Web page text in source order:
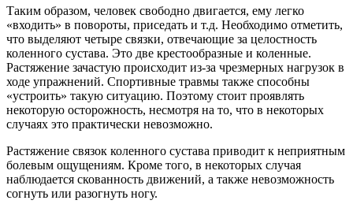
Таким образом, человек свободно двигается, ему легко
«входить» в повороты, приседать и т.д. Необходимо отметить,
что выделяют четыре связки, отвечающие за целостность
коленного сустава. Это две крестообразные и коленные.
Растяжение зачастую происходит из-за чрезмерных нагрузок в
ходе упражнений. Спортивные травмы также способны
«устроить» такую ситуацию. Поэтому стоит проявлять
некоторую осторожность, несмотря на то, что в некоторых
случаях это практически невозможно.
Растяжение связок коленного сустава приводит к неприятным
болевым ощущениям. Кроме того, в некоторых случая
наблюдается скованность движений, а также невозможность
согнуть или разогнуть ногу.